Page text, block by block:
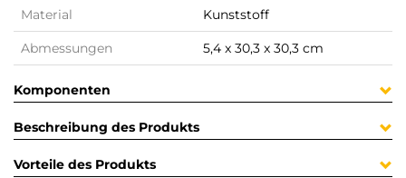
Material Kunststoff
Abmessungen 5,4 x 30,3 x 30,3 cm
Komponenten
Beschreibung des Produkts
Vorteile des Produkts